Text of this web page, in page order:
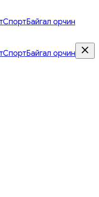
СпортБайгал орчин
СпортБайгал орчин